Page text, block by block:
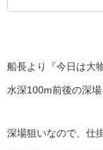
船長より『今日は大
水深100m前後の深
深場狙いなので、仕